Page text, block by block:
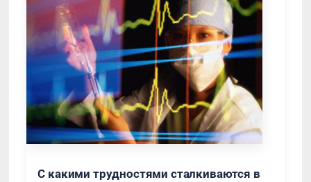
С какими трудностями сталкиваются в